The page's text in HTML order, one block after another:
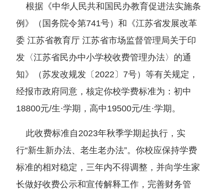
根据《中华人民共和国民办教育促进法实施条
例》（国务院令第741号）和《江苏省发展改革
委 江苏省教育厅 江苏省市场监督管理局关于印
发〈江苏省民办中小学校收费管理办法〉的通
知》（苏发改规发〔2022〕7号）等有关规定，
经报市政府同意，核定你校学费标准为：初中
18800元/生·学期，高中19500元/生·学期。
此收费标准自2023年秋季学期起执行，实
行“新生新办法、老生老办法”。你校应保持学费
标准的相对稳定，三年内不得调整，并向学生家
长做好收费公示和宣传解释工作，完善财务管